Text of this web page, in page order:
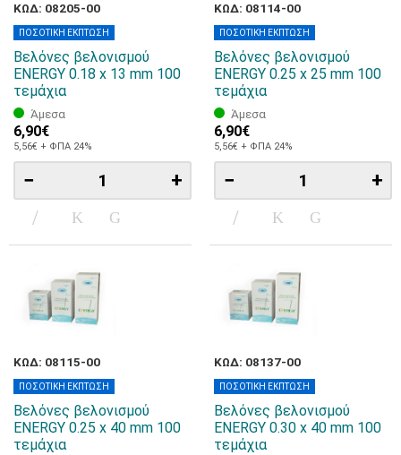
ΚΩΔ: 08205-00
ΠΟΣΟΤΙΚΗ ΕΚΠΤΩΣΗ
Βελόνες βελονισμού
ENERGY 0.18 x 13 mm 100
τεμάχια
Άμεσα
6,90€
5,56€ + ΦΠΑ 24%
− +
ΚΩΔ: 08114-00
ΠΟΣΟΤΙΚΗ ΕΚΠΤΩΣΗ
Βελόνες βελονισμού
ENERGY 0.25 x 25 mm 100
τεμάχια
Άμεσα
6,90€
5,56€ + ΦΠΑ 24%
− +
ΚΩΔ: 08115-00
ΠΟΣΟΤΙΚΗ ΕΚΠΤΩΣΗ
Βελόνες βελονισμού
ENERGY 0.25 x 40 mm 100
τεμάχια
ΚΩΔ: 08137-00
ΠΟΣΟΤΙΚΗ ΕΚΠΤΩΣΗ
Βελόνες βελονισμού
ENERGY 0.30 x 40 mm 100
τεμάχια